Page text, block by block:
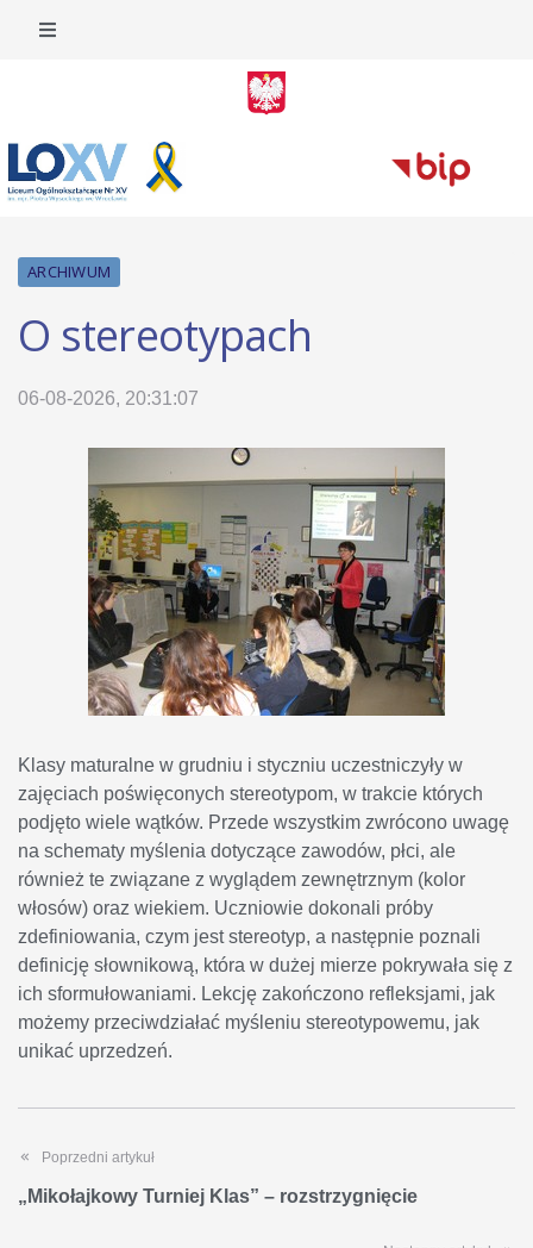
ARCHIWUM
O stereotypach
06-08-2026, 20:31:07
Klasy maturalne w grudniu i styczniu uczestniczyły w
zajęciach poświęconych stereotypom, w trakcie których
podjęto wiele wątków. Przede wszystkim zwrócono uwagę
na schematy myślenia dotyczące zawodów, płci, ale
również te związane z wyglądem zewnętrznym (kolor
włosów) oraz wiekiem. Uczniowie dokonali próby
zdefiniowania, czym jest stereotyp, a następnie poznali
definicję słownikową, która w dużej mierze pokrywała się z
ich sformułowaniami. Lekcję zakończono refleksjami, jak
możemy przeciwdziałać myśleniu stereotypowemu, jak
unikać uprzedzeń.
Poprzedni artykuł
„Mikołajkowy Turniej Klas” – rozstrzygnięcie